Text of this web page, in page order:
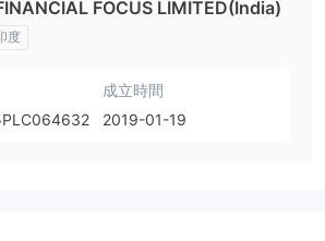
FOCUS LIMITED(India)
度
成立時間
2019-01-19